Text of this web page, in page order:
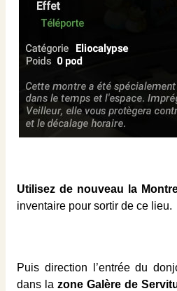
Utilisez de nouveau la
inventaire pour sortir de ce lieu.
Puis direction l’entrée du
dans la zone Galère de